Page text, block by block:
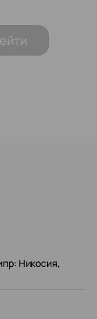
Никосия,